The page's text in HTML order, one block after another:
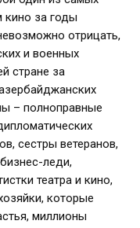
кино за годы
отрицать,
и военных
стране за
– полноправные
сестры ветеранов,
леди,
театра и кино,
которые
миллионы